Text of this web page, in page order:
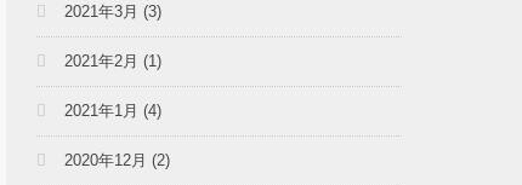
2021年3月 (3)
2021年2月 (1)
2021年1月 (4)
2020年12月 (2)